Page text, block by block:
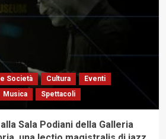
Società Cultura
Eventi
Musica Spettacoli
Sala Podiani della Galleria